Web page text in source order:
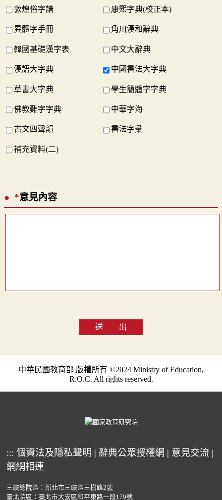
敦煌俗字譜 康熙字典(校正本)
異體字手冊 角川漢和辭典
韓國基礎漢字表 中文大辭典
漢語大字典 中國書法大字典
草書大字典 學生簡體字字典
佛教難字字典 中華字海
古文四聲韻 書法字彙
補充資料(二)
*意見內容
送 出
中華民國教育部 版權所有 ©2024 Ministry of Education,
R.O.C. All rights reserved.
::: 個資法及隱私聲明 | 辭典公眾授權網 | 意見交流 |
網網相連
三峽總院區：新北市三峽區三樹路2號
臺北院區：臺北市大安區和平東路一段179號